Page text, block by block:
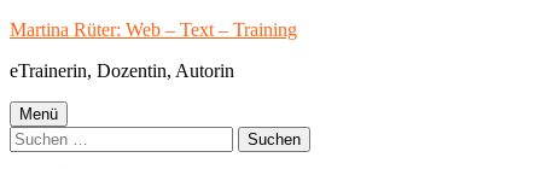
Springe
Inhalt
Martina Rüter: Web – Text – Training
eTrainerin, Dozentin, Autorin
Primäres
Menü
Menü
Suchen
nach: